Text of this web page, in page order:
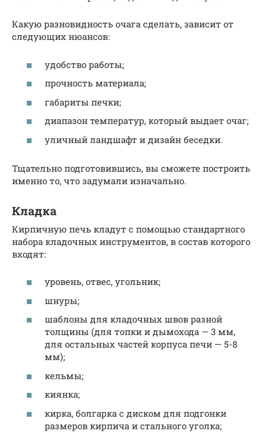
Какую разновидность очага сделать, зависит от
следующих нюансов:
удобство работы;
прочность материала;
габариты печки;
диапазон температур, который выдает очаг;
уличный ландшафт и дизайн беседки.
Тщательно подготовившись, вы сможете построить
именно то, что задумали изначально.
Кладка
Кирпичную печь кладут с помощью стандартного
набора кладочных инструментов, в состав которого
входят:
уровень, отвес, угольник;
шнуры;
шаблоны для кладочных швов разной
толщины (для топки и дымохода — 3 мм,
для остальных частей корпуса печи — 5-8
мм);
кельмы;
киянка;
кирка, болгарка с диском для подгонки
размеров кирпича и стального уголка;